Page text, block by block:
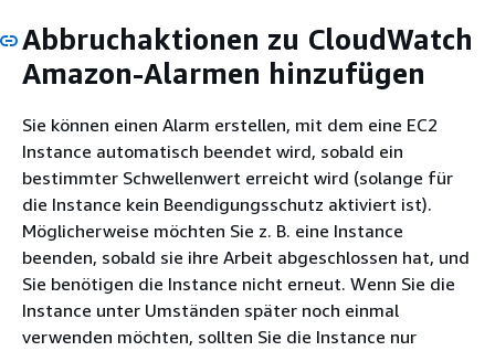
Abbruchaktionen zu CloudWatch
Amazon-Alarmen hinzufügen
Sie können einen Alarm erstellen, mit dem eine EC2
Instance automatisch beendet wird, sobald ein
bestimmter Schwellenwert erreicht wird (solange für
die Instance kein Beendigungsschutz aktiviert ist).
Möglicherweise möchten Sie z. B. eine Instance
beenden, sobald sie ihre Arbeit abgeschlossen hat, und
Sie benötigen die Instance nicht erneut. Wenn Sie die
Instance unter Umständen später noch einmal
verwenden möchten, sollten Sie die Instance nur